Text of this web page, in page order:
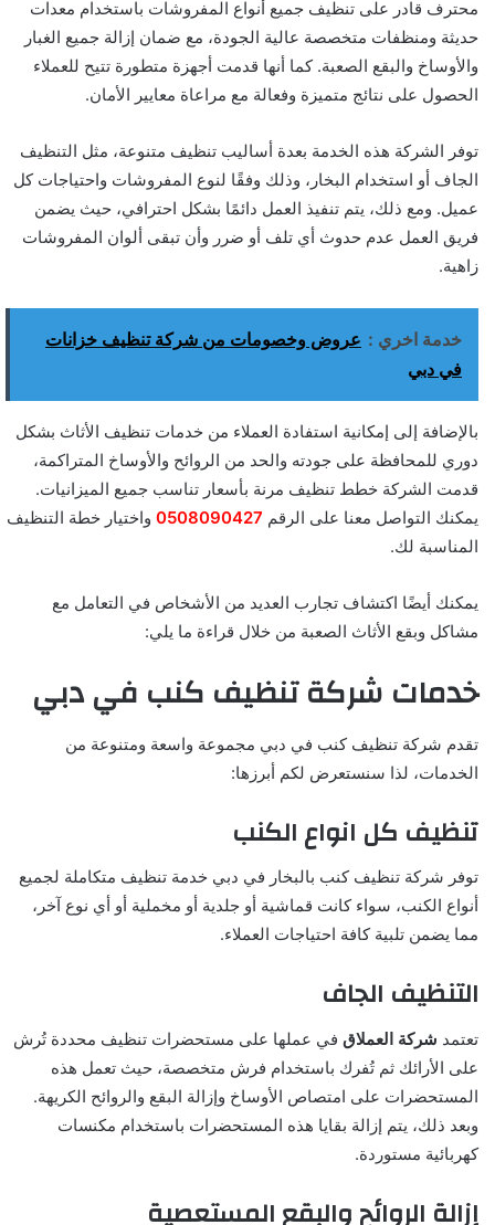
محترف قادر على تنظيف جميع أنواع المفروشات باستخدام معدات
حديثة ومنظفات متخصصة عالية الجودة، مع ضمان إزالة جميع الغبار
والأوساخ والبقع الصعبة. كما أنها قدمت أجهزة متطورة تتيح للعملاء
الحصول على نتائج متميزة وفعالة مع مراعاة معايير الأمان.
توفر الشركة هذه الخدمة بعدة أساليب تنظيف متنوعة، مثل التنظيف
الجاف أو استخدام البخار، وذلك وفقًا لنوع المفروشات واحتياجات كل
عميل. ومع ذلك، يتم تنفيذ العمل دائمًا بشكل احترافي، حيث يضمن
فريق العمل عدم حدوث أي تلف أو ضرر وأن تبقى ألوان المفروشات
زاهية.
خدمة اخري : عروض وخصومات من شركة تنظيف خزانات
في دبي
بالإضافة إلى إمكانية استفادة العملاء من خدمات تنظيف الأثاث بشكل
دوري للمحافظة على جودته والحد من الروائح والأوساخ المتراكمة،
قدمت الشركة خطط تنظيف مرنة بأسعار تناسب جميع الميزانيات.
يمكنك التواصل معنا على الرقم 0508090427 واختيار خطة التنظيف
المناسبة لك.
يمكنك أيضًا اكتشاف تجارب العديد من الأشخاص في التعامل مع
مشاكل وبقع الأثاث الصعبة من خلال قراءة ما يلي:
خدمات شركة تنظيف كنب في دبي
تقدم شركة تنظيف كنب في دبي مجموعة واسعة ومتنوعة من
الخدمات، لذا سنستعرض لكم أبرزها:
تنظيف كل انواع الكنب
توفر شركة تنظيف كنب بالبخار في دبي خدمة تنظيف متكاملة لجميع
أنواع الكنب، سواء كانت قماشية أو جلدية أو مخملية أو أي نوع آخر،
مما يضمن تلبية كافة احتياجات العملاء.
التنظيف الجاف
تعتمد شركة العملاق في عملها على مستحضرات تنظيف محددة تُرش
على الأرائك ثم تُفرك باستخدام فرش متخصصة، حيث تعمل هذه
المستحضرات على امتصاص الأوساخ وإزالة البقع والروائح الكريهة.
وبعد ذلك، يتم إزالة بقايا هذه المستحضرات باستخدام مكنسات
كهربائية مستوردة.
إزالة الروائح والبقع المستعصية